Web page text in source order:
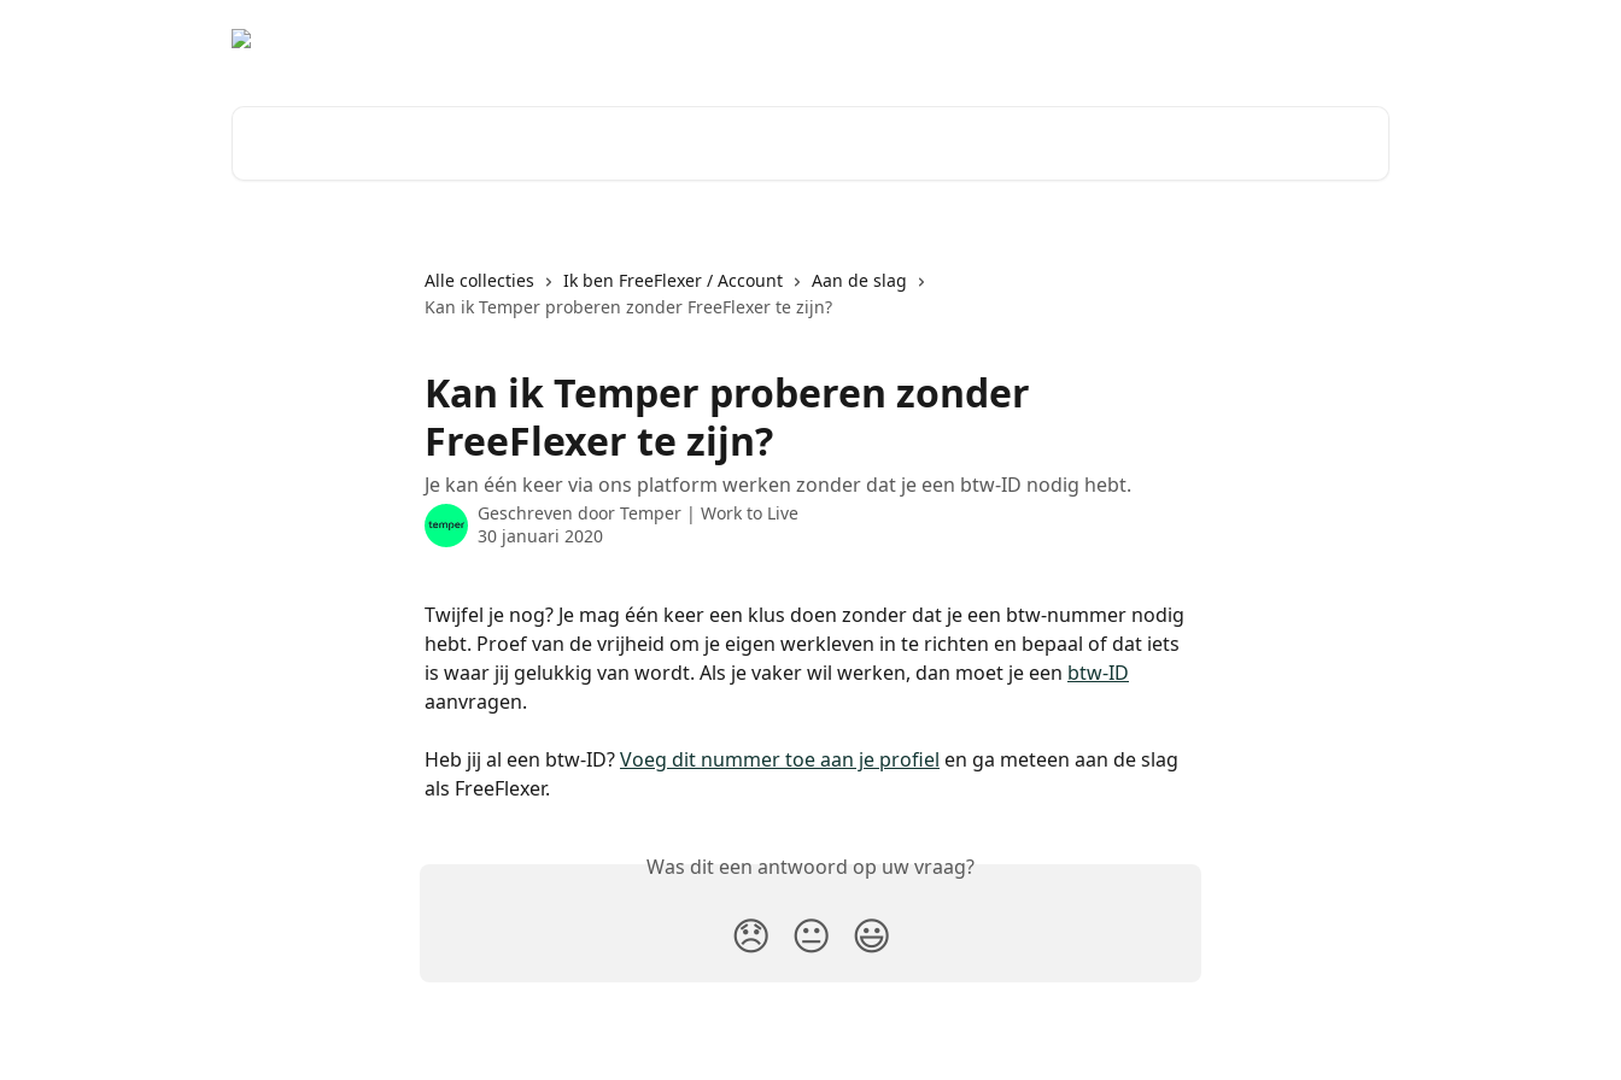
Alle collecties Ik ben FreeFlexer / Account
Aan de slag
Kan ik Temper proberen zonder FreeFlexer te zijn?
Kan ik Temper proberen zonder
FreeFlexer te zijn?
Je kan één keer via ons platform werken zonder dat je een btw-ID nodig hebt.
Geschreven door Temper | Work to Live
30 januari 2020
Twijfel je nog? Je mag één keer een klus doen zonder dat je een btw-nummer nodig
hebt. Proef van de vrijheid om je eigen werkleven in te richten en bepaal of dat iets
is waar jij gelukkig van wordt. Als je vaker wil werken, dan moet je een btw-ID
aanvragen.
Heb jij al een btw-ID? Voeg dit nummer toe aan je profiel en ga meteen aan de slag
als FreeFlexer.
Was dit een antwoord op uw vraag?
😞 😐 😃